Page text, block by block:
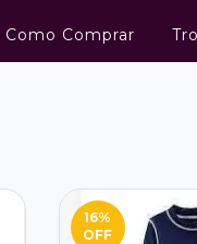
Como Comprar
16%
OFF